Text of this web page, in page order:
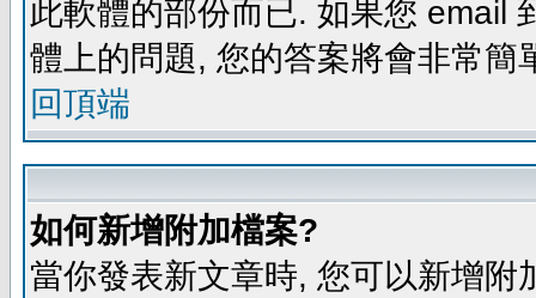
此軟體的部份而已. 如果您 email
體上的問題, 您的答案將會非常簡
回頂端
如何新增附加檔案?
當你發表新文章時, 您可以新增